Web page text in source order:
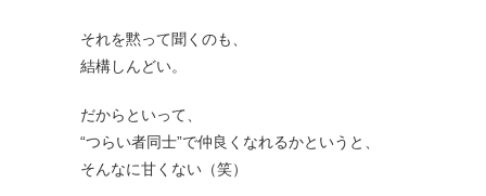
それを黙って聞くのも、
結構しんどい。
だからといって、
“つらい者同士”で仲良くなれるかというと、
そんなに甘くない（笑）